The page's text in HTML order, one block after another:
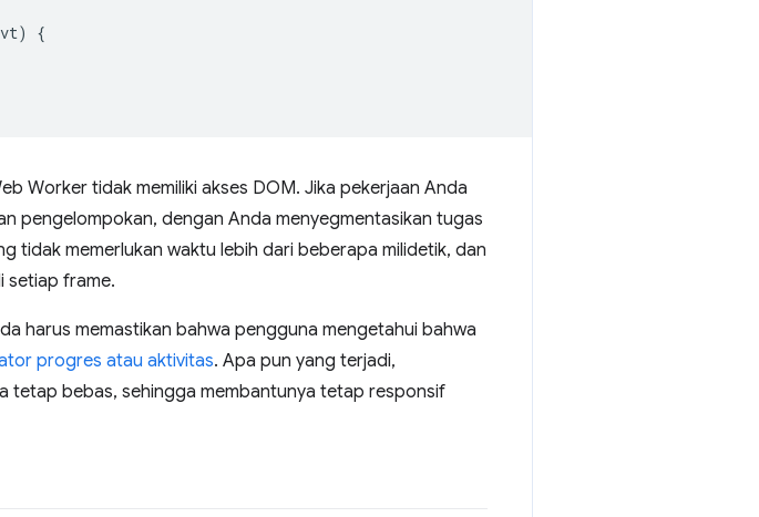
)
{
Worker tidak memiliki akses DOM. Jika pekerjaan Anda
pengelompokan, dengan Anda menyegmentasikan tugas
tidak memerlukan waktu lebih dari beberapa milidetik, dan
setiap frame.
harus memastikan bahwa pengguna mengetahui bahwa
progres atau aktivitas. Apa pun yang terjadi,
tetap bebas, sehingga membantunya tetap responsif